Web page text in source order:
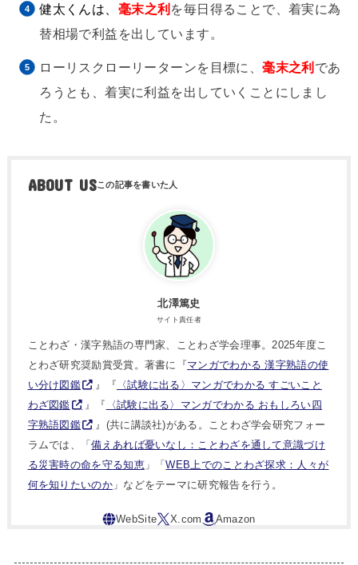
健太くんは、 毫末之利 を毎日得ることで、着実に為
替相場で利益を出しています。
ローリスクローリーターンを目標に、毫末之利 であ
ろうとも、着実に利益を出していくことにしまし
た。
ABOUT US
北澤篤史
サイト責任者
ことわざ・漢字熟語の専門家、ことわざ学会理事。2025年度こ
とわざ研究奨励賞受賞。著書に『マンガでわかる 漢字熟語の使
い分け図鑑
』『 〈試験に出る〉マンガでわかる すごいこと
わざ図鑑
』『
〈試験に出る〉マンガでわかる おもしろい四
字熟語図鑑
』(共に講談社)がある。ことわざ学会研究フォー
ラムでは、「備えあれば憂いなし：ことわざを通して意識づけ
る災害時の命を守る知恵」「WEB上でのことわざ探求：人々が
何を知りたいのか」などをテーマに研究報告を行う。